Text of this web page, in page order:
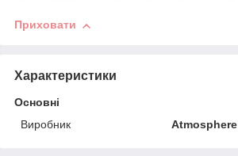
Приховати
Характеристики
Основні
Виробник
Atmosphere